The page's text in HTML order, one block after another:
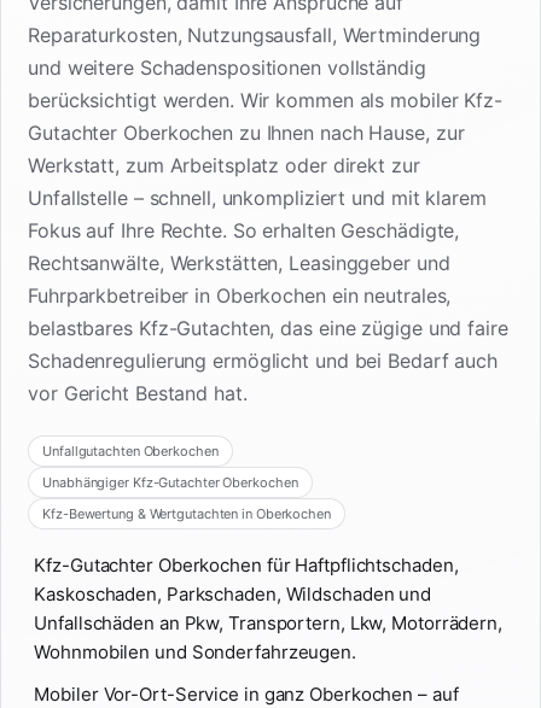
Reparaturkosten, Nutzungsausfall, Wertminderung
und weitere Schadenspositionen vollständig
berücksichtigt werden. Wir kommen als mobiler Kfz-
Gutachter Oberkochen zu Ihnen nach Hause, zur
Werkstatt, zum Arbeitsplatz oder direkt zur
Unfallstelle – schnell, unkompliziert und mit klarem
Fokus auf Ihre Rechte. So erhalten Geschädigte,
Rechtsanwälte, Werkstätten, Leasinggeber und
Fuhrparkbetreiber in Oberkochen ein neutrales,
belastbares Kfz-Gutachten, das eine zügige und faire
Schadenregulierung ermöglicht und bei Bedarf auch
vor Gericht Bestand hat.
Unfallgutachten Oberkochen
Unabhängiger Kfz-Gutachter Oberkochen
Kfz-Bewertung & Wertgutachten in Oberkochen
Kfz-Gutachter Oberkochen für Haftpflichtschaden,
Kaskoschaden, Parkschaden, Wildschaden und
Unfallschäden an Pkw, Transportern, Lkw, Motorrädern,
Wohnmobilen und Sonderfahrzeugen.
Mobiler Vor-Ort-Service in ganz Oberkochen – auf